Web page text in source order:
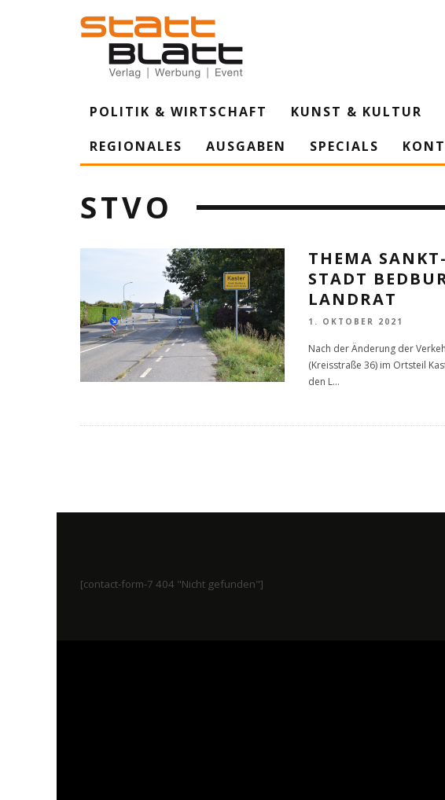
POLITIK & WIRTSCHAFT KUNST & KULTUR
REGIONALES
AUSGABEN SPECIALS
STVO
THEMA SANKT-
TADT
ANDRAT
1. OKTOBER 2021
Nach der Änderung der
(Kreisstraße 36) im Ortsteil
den L...
[contact-form-7 404 "Nicht gefunden"]